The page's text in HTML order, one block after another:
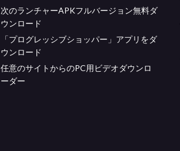
次のランチャーAPKフルバージョン無料ダ
ウンロード
「プログレッシブショッパー」アプリをダ
ウンロード
任意のサイトからのPC用ビデオダウンロ
ーダー